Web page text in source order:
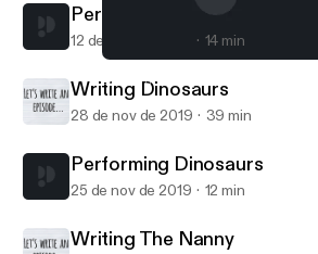
Let's Write an Episode
Performing Dharma and Greg
12 de mar de 2020 14 min
Writing Dinosaurs
28 de nov de 2019 39 min
Performing Dinosaurs
25 de nov de 2019 12 min
Writing The Nanny